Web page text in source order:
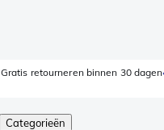
Gratis retourneren binnen 30 dagen
Categorieën